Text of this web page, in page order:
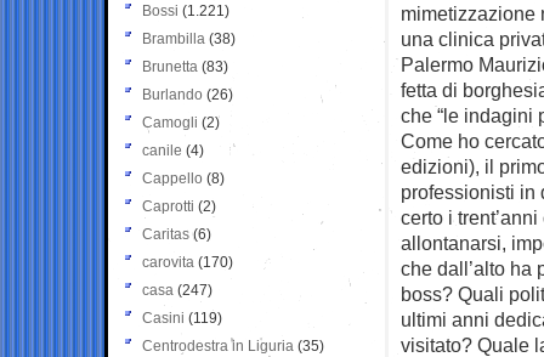
mimetizzazione
una clinica
Palermo
fetta di
che “le indagini
Come ho
edizioni), il
professionisti in
certo i
allontanarsi,
che dall’alto ha
boss? Quali
ultimi anni
visitato? Quale
Bossi (1.221)
Brambilla (38)
Brunetta (83)
Burlando (26)
Camogli (2)
canile (4)
Cappello (8)
Caprotti (2)
Caritas (6)
carovita (170)
casa (247)
Casini (119)
Centrodestra in Liguria (35)